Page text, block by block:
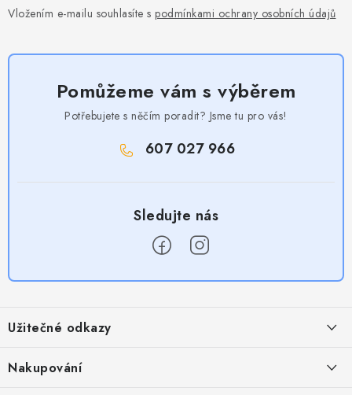
Vložením e-mailu souhlasíte s podmínkami ochrany osobních údajů
Pomůžeme vám s výběrem
Potřebujete s něčím poradit? Jsme tu pro vás!
607 027 966
p
a
Užitečné odkazy
Obchodní podmínky
Nakupování